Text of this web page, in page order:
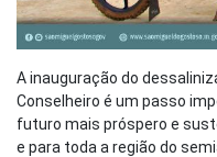
A inauguração do
Conselheiro é um passo
futuro mais próspero e
e para toda a região do